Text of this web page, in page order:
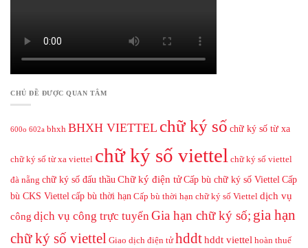
CHỦ ĐỀ ĐƯỢC QUAN TÂM
600o 602a bhxh BHXH VIETTEL chữ ký số chữ ký số từ xa
chữ ký số từ xa viettel chữ ký số viettel chữ ký số viettel
đà nẵng chữ ký số đấu thầu Chữ ký điện tửCấp bù chữ ký số Viettel Cấp
bù CKS Viettel cấp bù thời hạn Cấp bù thời hạn chữ ký số Viettel dịch vụ
công dịch vụ công trực tuyến Gia hạn chữ ký số; gia hạn
chữ ký số viettel Giao dịch điện tử hddthddt viettel hoàn thuế